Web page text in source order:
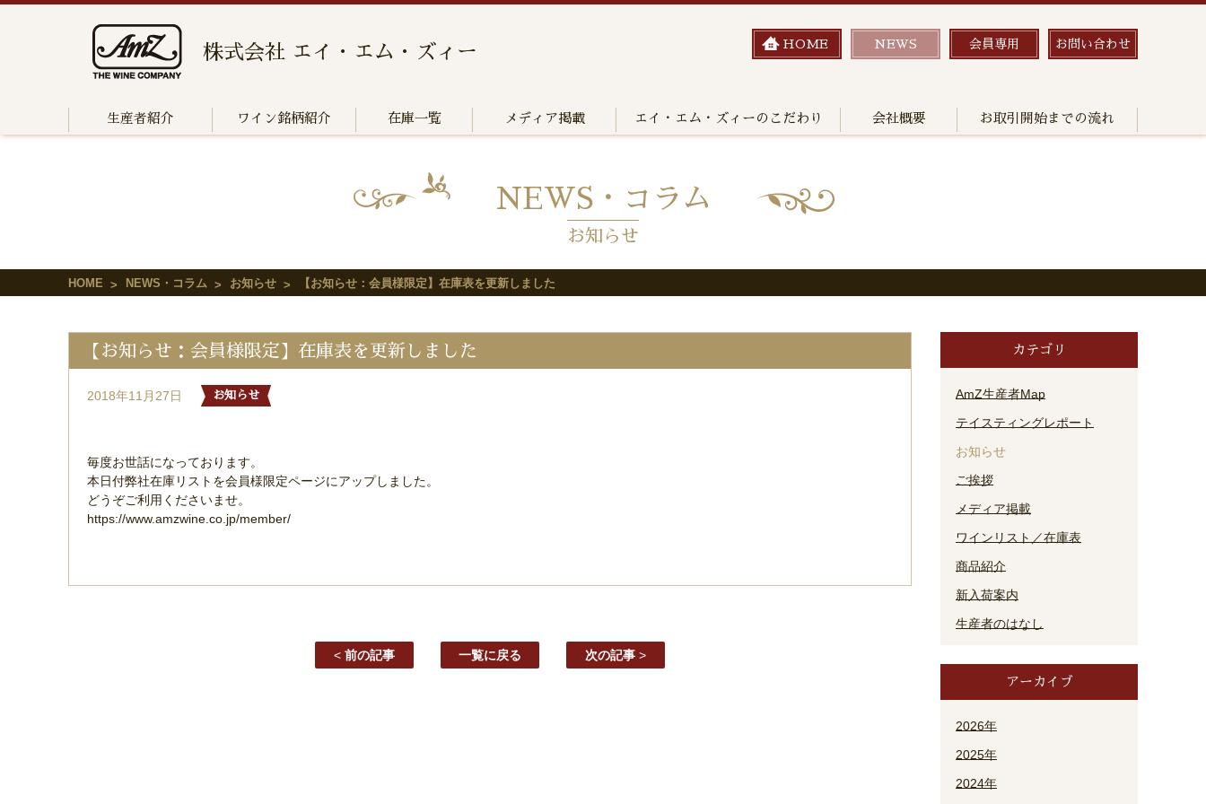
株式会社 エイ・エム・ズィー HOME NEWS 会員専用 お問い合わせ
生産者紹介 ワイン銘柄紹介 在庫一覧 メディア掲載 エイ・エム・ズィーのこだわり 会社概要 お取引開始までの流れ
NEWS・コラム
お知らせ
HOME NEWS・コラム お知らせ 【お知らせ：会員様限定】在庫表を更新しました
【お知らせ：会員様限定】在庫表を更新しました
2018年11月27日 お知らせ
毎度お世話になっております。
本日付弊社在庫リストを会員様限定ページにアップしました。
どうぞご利用くださいませ。
https://www.amzwine.co.jp/member/
< 前の記事 一覧に戻る 次の記事 >
カテゴリ
AmZ生産者Map
テイスティングレポート
お知らせ
ご挨拶
メディア掲載
ワインリスト／在庫表
商品紹介
新入荷案内
生産者のはなし
アーカイブ
2026年
2025年
2024年